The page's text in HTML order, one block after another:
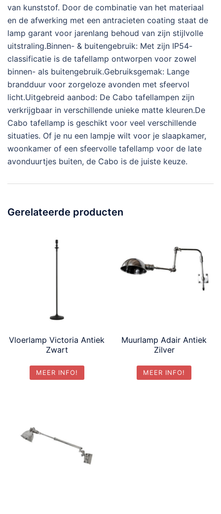
van kunststof. Door de combinatie van het materiaal
en de afwerking met een antracieten coating staat de
lamp garant voor jarenlang behoud van zijn stijlvolle
uitstraling.Binnen- & buitengebruik: Met zijn IP54-
classificatie is de tafellamp ontworpen voor zowel
binnen- als buitengebruik.Gebruiksgemak: Lange
brandduur voor zorgeloze avonden met sfeervol
licht.Uitgebreid aanbod: De Cabo tafellampen zijn
verkrijgbaar in verschillende unieke matte kleuren.De
Cabo tafellamp is geschikt voor veel verschillende
situaties. Of je nu een lampje wilt voor je slaapkamer,
woonkamer of een sfeervolle tafellamp voor de late
avonduurtjes buiten, de Cabo is de juiste keuze.
Gerelateerde producten
Vloerlamp Victoria Antiek
Zwart
MEER INFO!
Muurlamp Adair Antiek
Zilver
MEER INFO!